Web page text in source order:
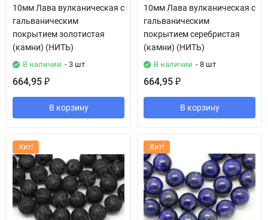
10мм Лава вулканическая с
гальваническим
покрытием золотистая
(камни) (НИТЬ)
В наличии - 3 шт
664,95 ₽
В корзину
10мм Лава вулканическая с
гальваническим
покрытием серебристая
(камни) (НИТЬ)
В наличии - 8 шт
664,95 ₽
В корзину
Хит! Хит!